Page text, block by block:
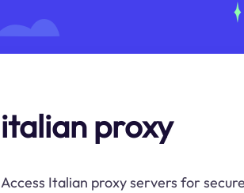
italian proxy
Access Italian proxy servers for